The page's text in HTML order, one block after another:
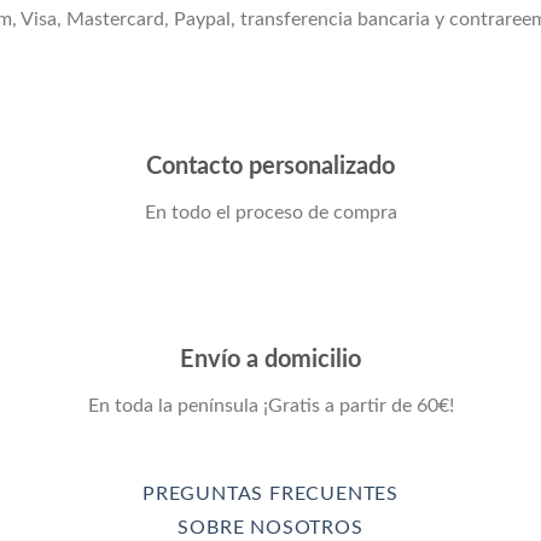
Visa, Mastercard, Paypal, transferencia bancaria y
Contacto personalizado
En todo el proceso de compra
Envío a domicilio
En toda la península ¡Gratis a partir de 60€!
PREGUNTAS FRECUENTES
SOBRE NOSOTROS